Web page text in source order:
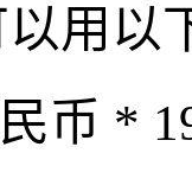
用以
币 *